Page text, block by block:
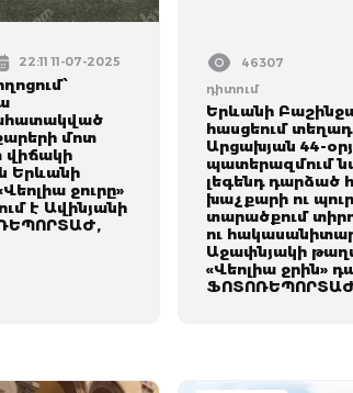
22:11 11-07-2025
մոտ
վիճակի
Երևանի
ջուրը»
է Ավինյանի
46307
դիտում
Երևանի
հասցեում
Արցախյան 44-
պատերազմում
լեգենդ դարձած
խաչքարի ու
տարածքում
ու
Աջափնյակի
«Վեոլիա ջրին»